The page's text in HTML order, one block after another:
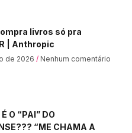
livros só pra
| Anthropic
de 2026 Nenhum comentário
O “PAI” DO
“ME CHAMA A